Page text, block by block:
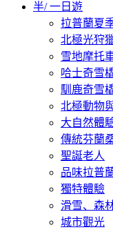
半/ 一日遊
拉普蘭夏
北極光狩
雪地摩托
哈士奇雪
馴鹿奇雪
北極動物
大自然體
傳統芬蘭
聖誕老人
品味拉普
獨特體驗
滑雪、森
城市觀光